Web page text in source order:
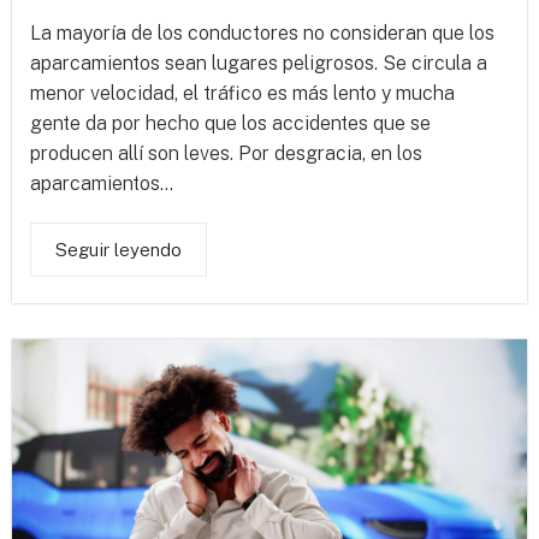
La mayoría de los conductores no consideran que los
aparcamientos sean lugares peligrosos. Se circula a
menor velocidad, el tráfico es más lento y mucha
gente da por hecho que los accidentes que se
producen allí son leves. Por desgracia, en los
aparcamientos...
Seguir leyendo